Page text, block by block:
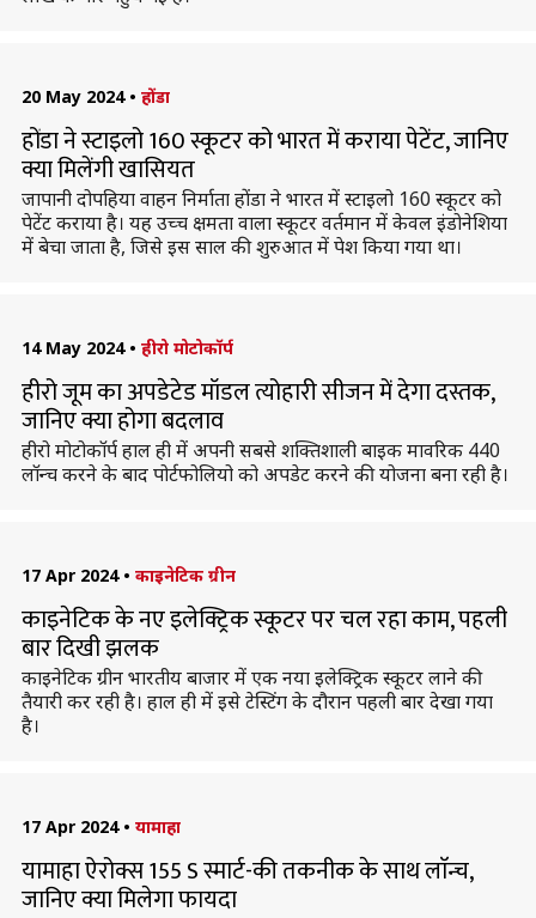
20 May 2024 • होंडा
होंडा ने स्टाइलो 160 स्कूटर को भारत में कराया पेटेंट, जानिए
क्या मिलेंगी खासियत
जापानी दोपहिया वाहन निर्माता होंडा ने भारत में स्टाइलो 160 स्कूटर को
पेटेंट कराया है। यह उच्च क्षमता वाला स्कूटर वर्तमान में केवल इंडोनेशिया
में बेचा जाता है, जिसे इस साल की शुरुआत में पेश किया गया था।
14 May 2024 • हीरो मोटोकॉर्प
हीरो जूम का अपडेटेड मॉडल त्योहारी सीजन में देगा दस्तक,
जानिए क्या होगा बदलाव
हीरो मोटोकॉर्प हाल ही में अपनी सबसे शक्तिशाली बाइक मावरिक 440
लॉन्च करने के बाद पोर्टफोलियो को अपडेट करने की योजना बना रही है।
17 Apr 2024 • काइनेटिक ग्रीन
काइनेटिक के नए इलेक्ट्रिक स्कूटर पर चल रहा काम, पहली
बार दिखी झलक
काइनेटिक ग्रीन भारतीय बाजार में एक नया इलेक्ट्रिक स्कूटर लाने की
तैयारी कर रही है। हाल ही में इसे टेस्टिंग के दौरान पहली बार देखा गया
है।
17 Apr 2024 • यामाहा
यामाहा ऐरोक्स 155 S स्मार्ट-की तकनीक के साथ लाॅन्च,
जानिए क्या मिलेगा फायदा